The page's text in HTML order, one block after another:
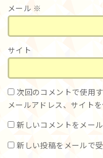
メール ※
サイト
次回のコメントで使用
メールアドレス、サイトを
新しいコメントをメー
新しい投稿をメールで